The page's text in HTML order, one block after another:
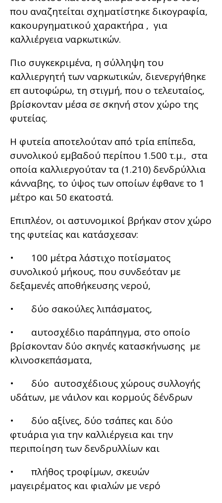
που αναζητείται σχηματίστηκε δικογραφία,
κακουργηματικού χαρακτήρα , για
καλλιέργεια ναρκωτικών.
Πιο συγκεκριμένα, η σύλληψη του
καλλιεργητή των ναρκωτικών, διενεργήθηκε
επ αυτοφώρω, τη στιγμή, που ο τελευταίος,
βρίσκονταν μέσα σε σκηνή στον χώρο της
φυτείας.
Η φυτεία αποτελούταν από τρία επίπεδα,
συνολικού εμβαδού περίπου 1.500 τ.μ., στα
οποία καλλιεργούταν τα (1.210) δενδρύλλια
κάνναβης, το ύψος των οποίων έφθανε το 1
μέτρο και 50 εκατοστά.
Επιπλέον, οι αστυνομικοί βρήκαν στον χώρο
της φυτείας και κατάσχεσαν:
• 100 μέτρα λάστιχο ποτίσματος
συνολικού μήκους, που συνδεόταν με
δεξαμενές αποθήκευσης νερού,
• δύο σακούλες λιπάσματος,
• αυτοσχέδιο παράπηγμα, στο οποίο
βρίσκονταν δύο σκηνές κατασκήνωσης με
κλινοσκεπάσματα,
• δύο αυτοσχέδιους χώρους συλλογής
υδάτων, με νάιλον και κορμούς δένδρων
• δύο αξίνες, δύο τσάπες και δύο
φτυάρια για την καλλιέργεια και την
περιποίηση των δενδρυλλίων και
• πλήθος τροφίμων, σκευών
μαγειρέματος και φιαλών με νερό